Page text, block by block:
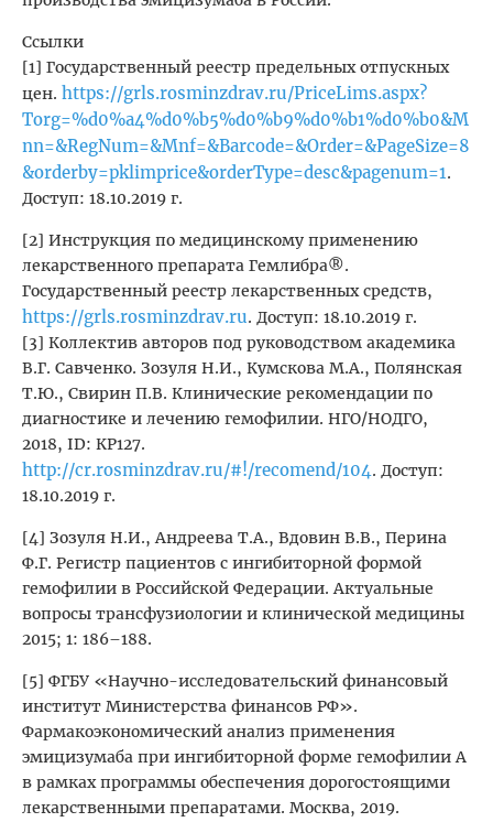
Ссылки
[1] Государственный реестр предельных отпускных
цен. https://grls.rosminzdrav.ru/PriceLims.aspx?
Torg=%d0%a4%d0%b5%d0%b9%d0%b1%d0%b0&M
nn=&RegNum=&Mnf=&Barcode=&Order=&PageSize=8
&orderby=pklimprice&orderType=desc&pagenum=1.
Доступ: 18.10.2019 г.
[2] Инструкция по медицинскому применению
лекарственного препарата Гемлибра®.
Государственный реестр лекарственных средств,
https://grls.rosminzdrav.ru. Доступ: 18.10.2019 г.
[3] Коллектив авторов под руководством академика
В.Г. Савченко. Зозуля Н.И., Кумскова М.А., Полянская
Т.Ю., Свирин П.В. Клинические рекомендации по
диагностике и лечению гемофилии. НГО/НОДГО,
2018, ID: КР127.
http://cr.rosminzdrav.ru/#!/recomend/104. Доступ:
18.10.2019 г.
[4] Зозуля Н.И., Андреева Т.А., Вдовин В.В., Перина
Ф.Г. Регистр пациентов с ингибиторной формой
гемофилии в Российской Федерации. Актуальные
вопросы трансфузиологии и клинической медицины
2015; 1: 186–188.
[5] ФГБУ «Научно-исследовательский финансовый
институт Министерства финансов РФ».
Фармакоэкономический анализ применения
эмицизумаба при ингибиторной форме гемофилии А
в рамках программы обеспечения дорогостоящими
лекарственными препаратами. Москва, 2019.